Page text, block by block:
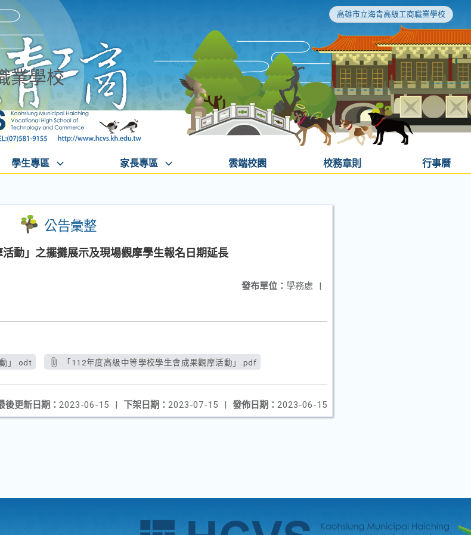
高雄市立海青高級工商職業學校
業學校
學生專區 家長專區 雲端校園 校務章則 行事曆
公告彙整
動」之擺攤展示及現場觀摩學生報名日期延長
發布單位： 學務處 |
」.odt 「112年度高級中等學校學生會成果觀摩活動」.pdf
發佈日期： 2023-06-15
下架日期： 2023-07-15 |
後更新日期： 2023-06-15 |